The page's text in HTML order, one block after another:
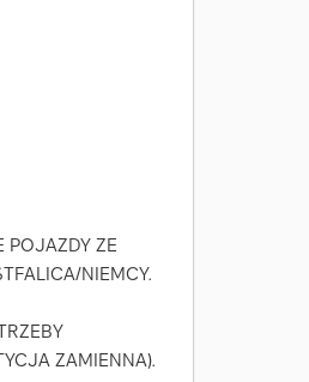
POJAZDY ZE
NIEMCY.
ZAMIENNA).